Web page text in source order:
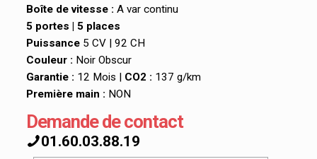
Boîte de vitesse : A var continu
5 portes | 5 places
Puissance 5 CV | 92 CH
Couleur : Noir Obscur
Garantie : 12 Mois | CO2 : 137 g/km
Première main : NON
Demande de contact
01.60.03.88.19